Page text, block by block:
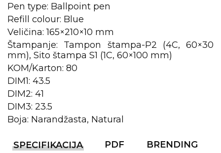
SUBLIMACIJA
CRICKET UPALJAČI
ŠIBICA
JAKNE I PRSLUCI
HYGIENIC KOLEKCIJA
OKOVRATNE ID TRAKICE
Pen type: Ballpoint pen
Refill colour: Blue
Veličina: 165×210×10 mm
Štampanje: Tampon štampa-P2 (4C, 60×30
mm), Sito štampa S1 (1C, 60×100 mm)
KOM/Karton: 80
DIM1: 43.5
DIM2: 41
DIM3: 23.5
Boja: Narandžasta, Natural
SPECIFIKACIJA PDF
BRENDING